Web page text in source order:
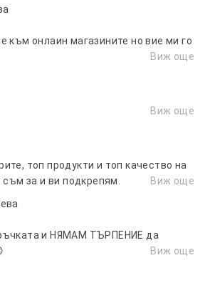
ви още по-яка и по-
Перфектни подаръци
приятели, фенове на
Като коледен
подарък.
към онлаин магазините но вие ми го
Виж още
Виж още
топ продукти и топ качество на
за и ви подкрепям.
Виж още
и НЯМАМ ТЪРПЕНИЕ да
Виж още